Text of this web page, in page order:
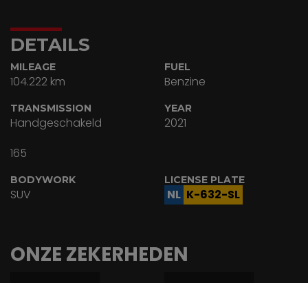
DETAILS
MILEAGE
104.222 km
FUEL
Benzine
TRANSMISSION
Handgeschakeld
YEAR
2021
165
BODYWORK
SUV
LICENSE PLATE
NL K-632-SL
ONZE ZEKERHEDEN